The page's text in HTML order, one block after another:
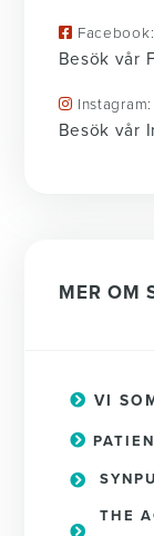
Facebook:
Besök vår
Instagram:
Besök vår
MER OM
VI
THE